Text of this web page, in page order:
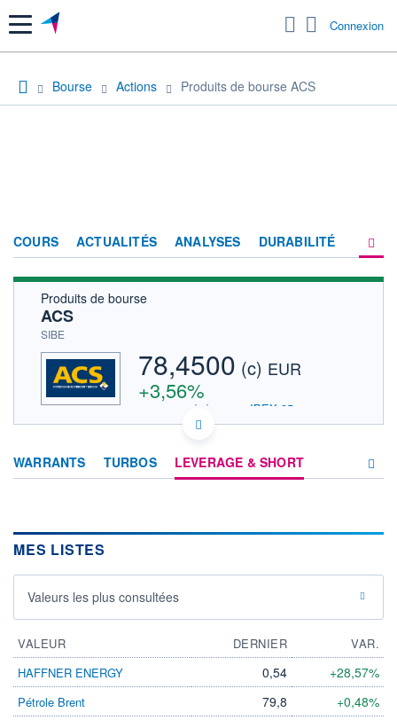
Menu Connexion
Bourse Actions Produits de bourse ACS
COURS ACTUALITÉS ANALYSES DURABILITÉ
PRODUITS DE BOURSE
HISTORIQUE
ACTIONNAIRES
Produits de bourse
ACS
SIBE
78,4500 (c) EUR
+3,56%
INDICE DE RÉFÉRENCE IBEX 35
Politique d'exécution
IBEX 35
OUVERTURE CLÔTURE VEILLE
79,0000 76,5000
VOLUME
194 612
CAPITAL ÉCHANGÉ
VALORISATION
21 738 MEUR
DERNIER ÉCHANGE
25.11.25 / 17:29:46
WARRANTS TURBOS LEVERAGE & SHORT
D'INVESTISSEMENT
MES LISTES
Valeurs les plus consultées
VALEUR DERNIER
VAR.
HAFFNER ENERGY
0,54 +28,57%
Pétrole Brent 79,8 +0,48%